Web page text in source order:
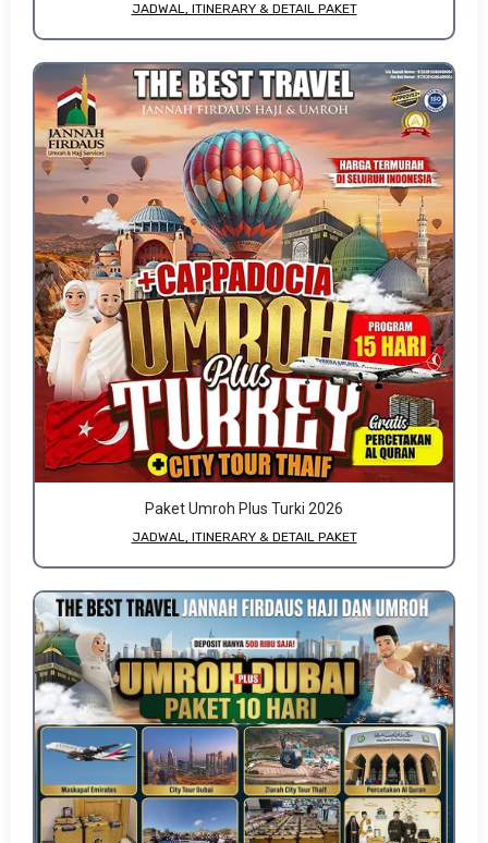
JADWAL, ITINERARY & DETAIL PAKET
Paket Umroh Plus Turki 2026
JADWAL, ITINERARY & DETAIL PAKET